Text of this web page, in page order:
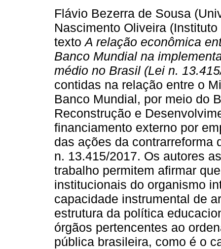
Flávio Bezerra de Sousa
Nascimento Oliveira
textoA relação econômica
Banco Mundial na
médio no Brasil (Lei n.
contidas na relação entre o
Banco Mundial, por meio do
Reconstrução e
financiamento externo por
das ações da contrarreforma
n. 13.415/2017. Os autores
trabalho permitem afirmar
institucionais do organismo
capacidade instrumental de
estrutura da política
órgãos pertencentes ao
pública brasileira, como é o